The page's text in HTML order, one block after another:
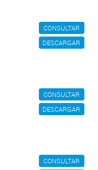
CONSULTAR
DESCARGAR
CONSULTAR
DESCARGAR
CONSULTAR